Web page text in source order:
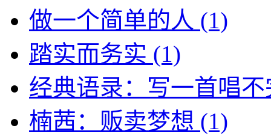
做一个简单的人 (1)
踏实而务实 (1)
经典语录：写一首唱
楠茜：贩卖梦想 (1)